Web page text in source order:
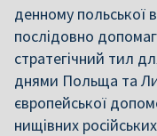
денному польської
послідовно
стратегічний тил
днями Польща та
європейської
нищівних